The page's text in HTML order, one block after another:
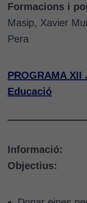
Formacions i
Masip, Xavier
Pera
PROGRAMA
Educació
Informació:
Objectius: